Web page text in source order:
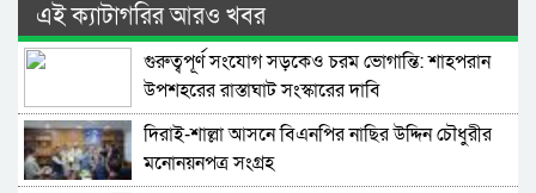
এই ক্যাটাগরির আরও খবর
গুরুত্বপূর্ণ সংযোগ সড়কেও চরম ভোগান্তি: শাহপরান
উপশহরের রাস্তাঘাট সংস্কারের দাবি
দিরাই-শাল্লা আসনে বিএনপির নাছির উদ্দিন চৌধুরীর
মনোনয়নপত্র সংগ্রহ